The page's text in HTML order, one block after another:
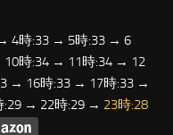
4時:33 → 5時:33 → 6
時:34 → 11時:34 → 12
→ 16時:33 → 17時:33 →
:29 → 22時:29 → 23時:28